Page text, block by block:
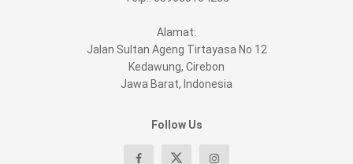
Alamat:
Jalan Sultan Ageng Tirtayasa No 12
Kedawung, Cirebon
Jawa Barat, Indonesia
Follow Us